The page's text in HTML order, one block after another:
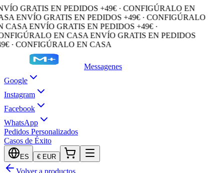
GRATIS EN PEDIDOS +49€ · CONFIGÚRALO EN
ENVÍO GRATIS EN PEDIDOS +49€ · CONFIGÚRALO
CASA ENVÍO GRATIS EN PEDIDOS +49€ ·
EN CASA ENVÍO GRATIS EN PEDIDOS
· CONFIGÚRALO EN CASA
Messagenes
Google
Instagram
Facebook
WhatsApp
Pedidos Personalizados
Casos de Éxito
ES € EUR
Volver a productos